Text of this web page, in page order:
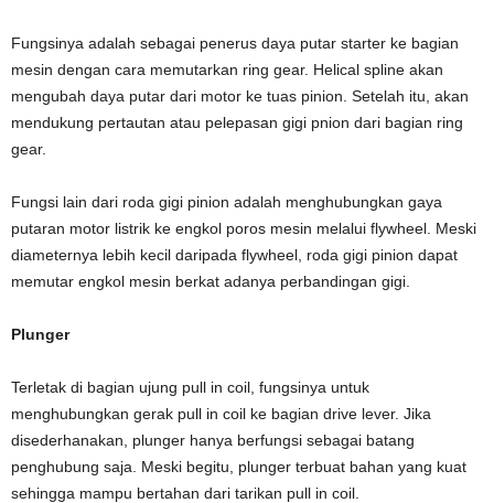
Fungsinya adalah sebagai penerus daya putar starter ke bagian
mesin dengan cara memutarkan ring gear. Helical spline akan
mengubah daya putar dari motor ke tuas pinion. Setelah itu, akan
mendukung pertautan atau pelepasan gigi pnion dari bagian ring
gear.
Fungsi lain dari roda gigi pinion adalah menghubungkan gaya
putaran motor listrik ke engkol poros mesin melalui flywheel. Meski
diameternya lebih kecil daripada flywheel, roda gigi pinion dapat
memutar engkol mesin berkat adanya perbandingan gigi.
Plunger
Terletak di bagian ujung pull in coil, fungsinya untuk
menghubungkan gerak pull in coil ke bagian drive lever. Jika
disederhanakan, plunger hanya berfungsi sebagai batang
penghubung saja. Meski begitu, plunger terbuat bahan yang kuat
sehingga mampu bertahan dari tarikan pull in coil.